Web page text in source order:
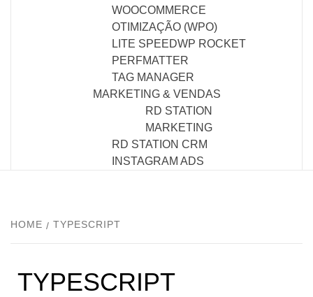
WOOCOMMERCE
OTIMIZAÇÃO (WPO)
LITE SPEEDWP ROCKET
PERFMATTER
TAG MANAGER
MARKETING & VENDAS
RD STATION
MARKETING
RD STATION CRM
INSTAGRAM ADS
HOME TYPESCRIPT
TYPESCRIPT